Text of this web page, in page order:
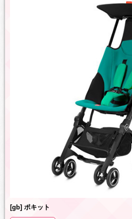
[gb] ポキット